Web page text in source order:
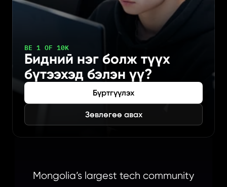
BE 1 OF 10K
Бидний нэг болж түүх
бүтээхэд бэлэн үү?
Бүртгүүлэх
Зөвлөгөө авах
Mongolia’s largest tech community